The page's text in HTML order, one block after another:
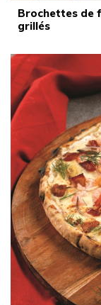
Brochettes de
grillés